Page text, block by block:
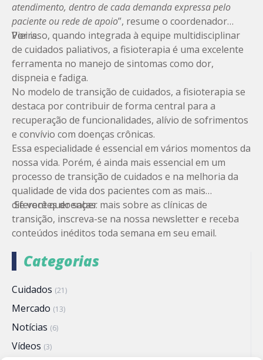
Categorias
Cuidados (21)
Mercado (13)
Notícias (6)
Vídeos (3)
atendimento, dentro de cada demanda expressa pelo
paciente ou rede de apoio”, resume o coordenador
Vieira.
Por isso, quando integrada à equipe multidisciplinar
de cuidados paliativos, a fisioterapia é uma excelente
ferramenta no manejo de sintomas como dor,
dispneia e fadiga.
No modelo de transição de cuidados, a fisioterapia se
destaca por contribuir de forma central para a
recuperação de funcionalidades, alívio de sofrimentos
e convívio com doenças crônicas.
Essa especialidade é essencial em vários momentos da
nossa vida. Porém, é ainda mais essencial em um
processo de transição de cuidados e na melhoria da
qualidade de vida dos pacientes com as mais
diferentes doenças.
Se você quer saber mais sobre as clínicas de
transição, inscreva-se na nossa newslettere receba
conteúdos inéditos toda semana em seu email.